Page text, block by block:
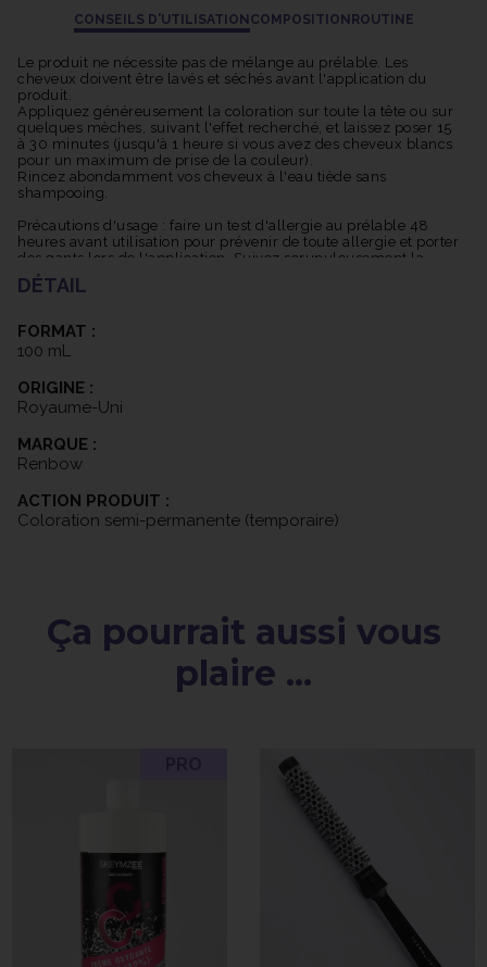
CONSEILS D'UTILISATION COMPOSITION ROUTINE
Le produit ne nécessite pas de mélange au prélable. Les
cheveux doivent être lavés et séchés avant l'application du
produit.
Appliquez généreusement la coloration sur toute la tête ou sur
quelques mèches, suivant l'effet recherché, et laissez poser 15
à 30 minutes (jusqu'à 1 heure si vous avez des cheveux blancs
pour un maximum de prise de la couleur).
Rincez abondamment vos cheveux à l'eau tiède sans
shampooing.
Précautions d'usage : faire un test d'allergie au prélable 48
heures avant utilisation pour prévenir de toute allergie et porter
des gants lors de l'application. Suivez scrupuleusement la
notice d'utilisation.
DÉTAIL
FORMAT :
100 mL
ORIGINE :
Royaume-Uni
MARQUE :
Renbow
ACTION PRODUIT :
Coloration semi-permanente (temporaire)
Ça pourrait aussi vous
plaire ...